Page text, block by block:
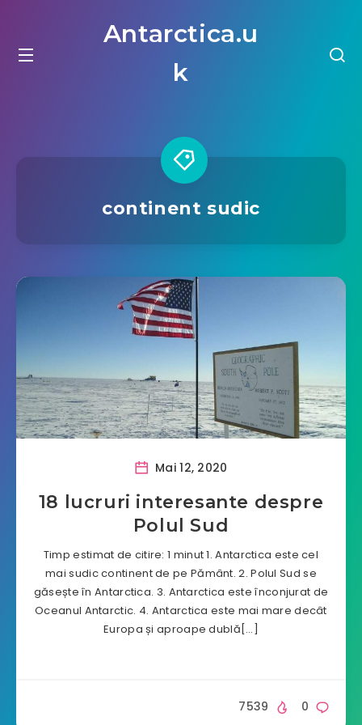
Antarctica.u
k
continent sudic
Mai 12, 2020
18 lucruri interesante despre
Polul Sud
Timp estimat de citire: 1 minut 1. Antarctica este cel
mai sudic continent de pe Pământ. 2. Polul Sud se
găsește în Antarctica. 3. Antarctica este înconjurat de
Oceanul Antarctic. 4. Antarctica este mai mare decât
Europa și aproape dublă[…]
0
7539